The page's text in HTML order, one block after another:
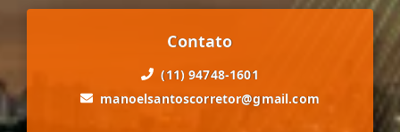
Contato
(11) 94748-1601
manoelsantoscorretor@gmail.com